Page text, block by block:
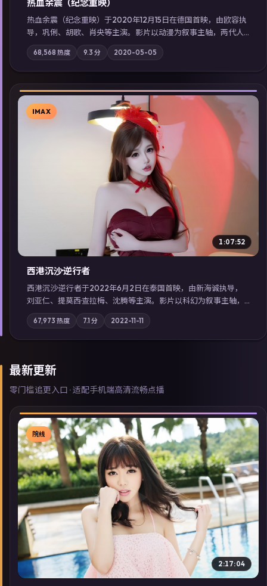
热血余震（纪念重映）
热血余震（纪念重映）于2020年12月15日在德国首映，由欧容执
导，巩俐、胡歌、肖央等主演。影片以动漫为叙事主轴，两代人
的执念在暴风雨夜正面相撞；摄影与配乐强化地域气质；站内亦
可通过「国产免费观看高清电视剧在线看」延展检索同类型高分
佳作，畅享高清在线追剧体验。
68,568 热度 9.3 分 2020-05-05
▶
IMAX
1:07:52
西港沉沙·逆行者
西港沉沙·逆行者于2022年6月2日在泰国首映，由新海诚执导，
刘亚仁、提莫西·查拉梅、沈腾等主演。影片以科幻为叙事主轴，
失踪人口档案牵出跨国灰色产业链；摄影与配乐强化地域气质；
站内亦可通过「国产免费观看高清电视剧在线看」延展检索同类
型高分佳作，畅享高清在线追剧体验。
67,973 热度 7.1分 2022-11-11
最新更新
零门槛追更入口 · 适配手机端高清流畅点播
▶
院线
2:17:04